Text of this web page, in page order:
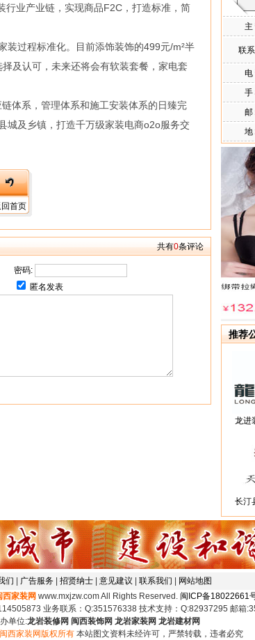
业产业链，实现商品F2C，打造标准，简
过程标准化。目前添饰装饰的499元/m²半
及认可，未来还将会有软装套餐，家电套
体系，管理体系和施工安装体系的日臻完
城及乡镇，打造千万级家装电商o2o服务交
首页
共有0条评论
密码:
匿名发表
主
联系
电
手
邮
地
推荐
龙进
长汀
们 广告服务| 招贤纳士| 意见建议 联系我们
网站地图
西家装网 www.mxjzw.com All Rights Reserved. 闽ICP备18022661
业务联系：Q:351576338 技术支持：Q:82937295 邮箱
单位:龙岩装修网 闽西装饰网 龙岩家装网 龙岩建材网
闽西家装网版权所有本站图文资料未经许可，严禁转载，违者必究